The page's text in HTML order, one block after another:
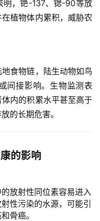
明，铯-137、锶-90等放
植物体内累积，威胁农
食物链，陆生动物如鸟
间接影响。生物监测表
内的积累水平甚至高于
的长期危害。
的影响
放射性同位素容易进入
性污染的水源，可能引
骨癌。